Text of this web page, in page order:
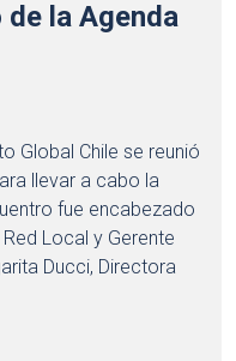
la Agenda
Global Chile se reunió
llevar a cabo la
fue encabezado
Local y Gerente
Ducci, Directora